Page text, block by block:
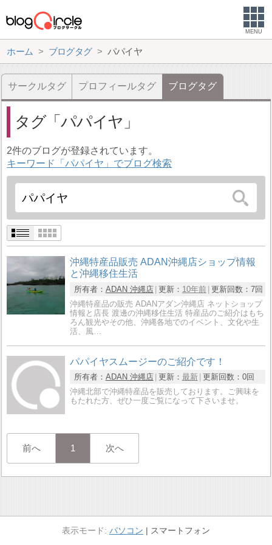
MENU
ホーム ブログタグ パパイヤ
サークルタグ プロフィールタグ ブログタグ
タグ パパイヤ
2件のブログが登録されています。
キーワード「パパイヤ」でブログ検索
沖縄特産品販売 ADAN沖縄店ショップ情報
と沖縄移住生活
所有者： ADAN 沖縄店 更新： 10年前 更新回数： 7回
沖縄特産品の販売 ADANアダン沖縄店 ネットショップ
情報と店長 渡邊の沖縄移住生活 特産品のご紹介はもち
ろん観光やその他、沖縄各地でのイベント、文化や生
活、風…
パパイヤスムージーのご紹介です！
所有者： ADAN 沖縄店 更新： 最新 更新回数： 0回
沖縄北部で沖縄特産品を販売しております。ご興味を
もたれた方、ぜひ一度ご覧になって下さいませ。
前へ 1 次へ
パソコン スマートフォン